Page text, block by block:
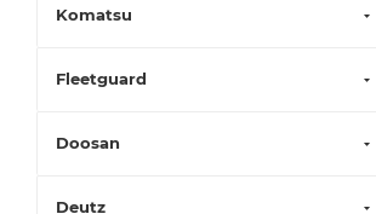
Komatsu
Fleetguard
Doosan
Deutz